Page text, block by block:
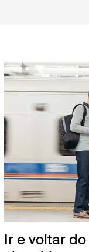
Ir e voltar